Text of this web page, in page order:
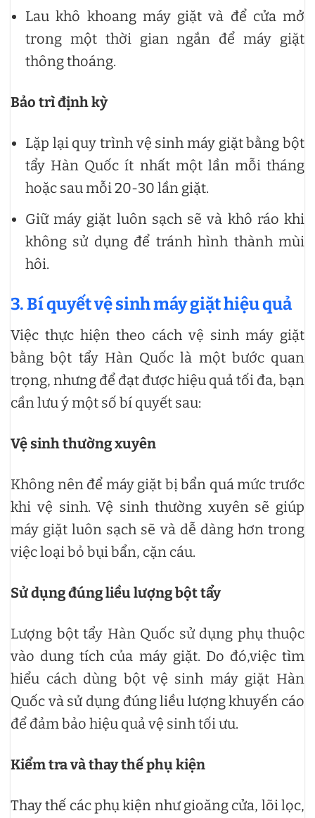
Lau khô khoang máy giặt và để cửa mở
trong một thời gian ngắn để máy giặt
thông thoáng.
Bảo trì định kỳ
Lặp lại quy trình vệ sinh máy giặt bằng bột
tẩy Hàn Quốc ít nhất một lần mỗi tháng
hoặc sau mỗi 20-30 lần giặt.
Giữ máy giặt luôn sạch sẽ và khô ráo khi
không sử dụng để tránh hình thành mùi
hôi.
3. Bí quyết vệ sinh máy giặt hiệu quả
Việc thực hiện theo cách vệ sinh máy giặt
bằng bột tẩy Hàn Quốc là một bước quan
trọng, nhưng để đạt được hiệu quả tối đa, bạn
cần lưu ý một số bí quyết sau:
Vệ sinh thường xuyên
Không nên để máy giặt bị bẩn quá mức trước
khi vệ sinh. Vệ sinh thường xuyên sẽ giúp
máy giặt luôn sạch sẽ và dễ dàng hơn trong
việc loại bỏ bụi bẩn, cặn cáu.
Sử dụng đúng liều lượng bột tẩy
Lượng bột tẩy Hàn Quốc sử dụng phụ thuộc
vào dung tích của máy giặt. Do đó,việc tìm
hiểu cách dùng bột vệ sinh máy giặt Hàn
Quốc và sử dụng đúng liều lượng khuyến cáo
để đảm bảo hiệu quả vệ sinh tối ưu.
Kiểm tra và thay thế phụ kiện
Thay thế các phụ kiện như gioăng cửa, lõi lọc,